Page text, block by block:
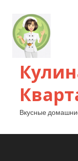
Вкусные